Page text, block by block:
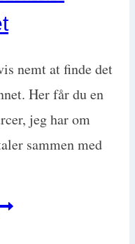
nemt at finde det
Her får du en
jeg har om
sammen med